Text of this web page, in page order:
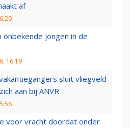
af
onbekende jongen in de
16:19
sluit vliegveld
aan bij ANVR
voor vracht doordat onder